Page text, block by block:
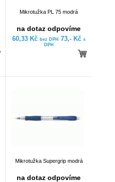
Mikrotužka PL 75 modrá
na dotaz odpovíme
60,33 Kč bez DPH 73,- Kč s
DPH
Mikrotužka Supergrip modrá
na dotaz odpovíme